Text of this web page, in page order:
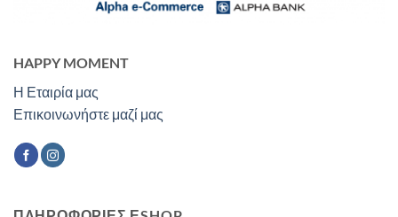
HAPPY MOMENT
Η Εταιρία μας
Επικοινωνήστε μαζί μας